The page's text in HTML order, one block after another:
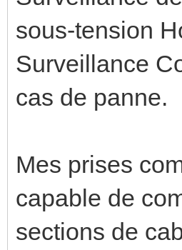
sous-tension
Surveillance
cas de panne.
Mes prises
capable de
sections de